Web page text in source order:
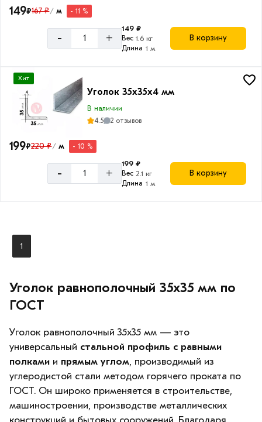
Длина
уголка
Форма
Равнополочный
149₽167 ₽/ м - 11 %
- +
149 ₽
Вес 1.6 кг
Длина 1 м
В корзину
Хит
Уголок 35х35х4 мм
В наличии
4.5
2 отзывов
199₽220 ₽/ м - 10 %
- +
199 ₽
Вес 2.1 кг
Длина 1 м
В корзину
1
Уголок равнополочный 35х35 мм по
ГОСТ
Уголок равнополочный 35х35 мм — это
универсальный стальной профиль с равными
полками и прямым углом, производимый из
углеродистой стали методом горячего проката по
ГОСТ. Он широко применяется в строительстве,
машиностроении, производстве металлических